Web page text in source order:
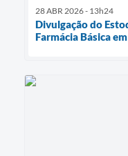
28 ABR 2026 - 13h24
Divulgação do
Farmácia Básica